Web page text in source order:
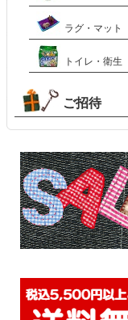
ラグ・マット
トイレ・衛生
ご招待